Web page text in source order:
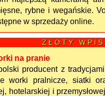
rybne i wegańskie.
w sprzedaży online.
Z Ł O T Y W P I S
na pranie
producent z
worki pralnicze, siatki
hotelarskiej i